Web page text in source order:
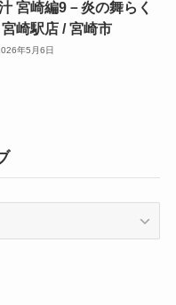
宮崎編9－炎の舞らく
崎駅店 / 宮崎市
年5月6日